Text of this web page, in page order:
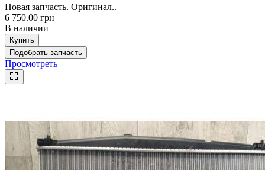
Новая запчасть. Оригинал..
6 750.00 грн
В наличии
Купить
Подобрать запчасть
Просмотреть